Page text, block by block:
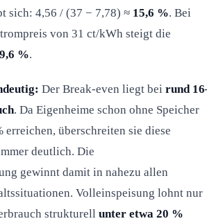
sich: 4,56 / (37 − 7,78) ≈ 15,6 %. Bei
von 31 ct/kWh steigt die
%.
Der Break-even liegt bei rund
. Da Eigenheime schon ohne Speicher
erreichen, überschreiten sie diese
deutlich. Die
gewinnt damit in nahezu allen
Volleinspeisung lohnt nur
strukturell unter etwa 20 %